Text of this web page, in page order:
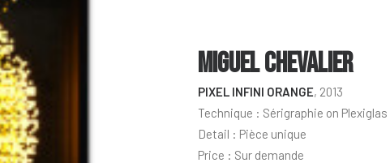
MIGUEL CHEVALIER
PIXEL INFINI ORANGE, 2013
Technique : Sérigraphie on Plexiglas
Detail : Pièce unique
Price : Sur demande